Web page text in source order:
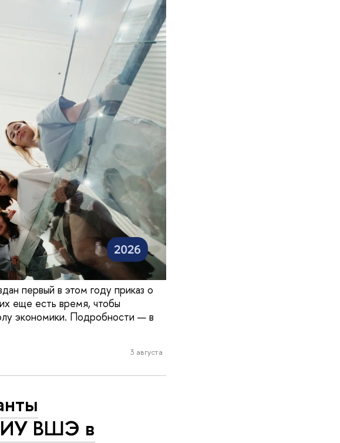
первый в этом году приказ о
еще есть время, чтобы
экономики. Подробности — в
3 августа
ВШЭ в